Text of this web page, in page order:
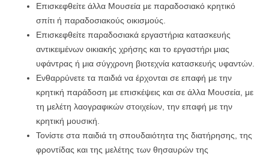
Επισκεφθείτε άλλα Μουσεία με παραδοσιακό κρητικό
σπίτι ή παραδοσιακούς οικισμούς.
Επισκεφθείτε παραδοσιακά εργαστήρια κατασκευής
αντικειμένων οικιακής χρήσης και το εργαστήρι μιας
υφάντρας ή μια σύγχρονη βιοτεχνία κατασκευής υφαντών.
Ενθαρρύνετε τα παιδιά να έρχονται σε επαφή με την
κρητική παράδοση με επισκέψεις και σε άλλα Μουσεία, με
τη μελέτη λαογραφικών στοιχείων, την επαφή με την
κρητική μουσική.
Τονίστε στα παιδιά τη σπουδαιότητα της διατήρησης, της
φροντίδας και της μελέτης των θησαυρών της